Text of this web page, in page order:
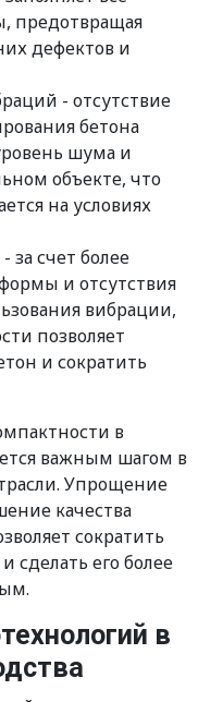
предотвращая
дефектов и
- отсутствие
бетона
шума и
объекте, что
на условиях
за счет более
и отсутствия
вибрации,
позволяет
и сократить
в
важным шагом в
Упрощение
качества
сократить
сделать его более
в